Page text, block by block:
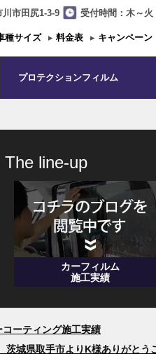
川市田尻1-3-9 受付時間：木～火
種サイズ ▸ 料金表 ▸ キャンペーン
プロテクションフィルム
line-up
カーフィルム
施工実績
コーティング施工実績
城県取手市よりK様ありがと